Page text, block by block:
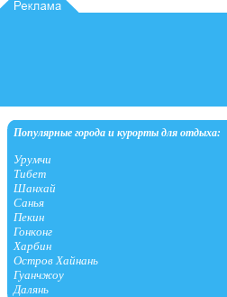
Популярные города и курорты для отдыха:
Урумчи
Тибет
Шанхай
Санья
Пекин
Гонконг
Харбин
Остров Хайнань
Гуанчжоу
Далянь